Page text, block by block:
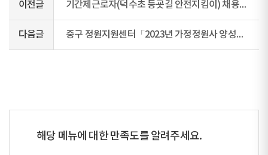
이전글 기간제근로자(덕수초 등굣길 안전지킴이) 채용공고
다음글 중구 정원지원센터「2023년 가정정원사 양성과정」수강자 모집
해당 메뉴에 대한 만족도를 알려주세요.